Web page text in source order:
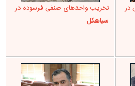
در
تخریب واحدهای صنفی فرسوده در
سیاهکل